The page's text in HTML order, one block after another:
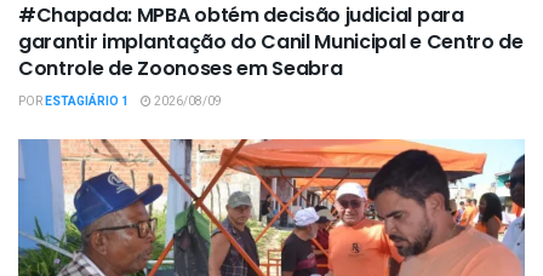
#Chapada: MPBA obtém decisão judicial para
garantir implantação do Canil Municipal e Centro de
Controle de Zoonoses em Seabra
PORESTAGIÁRIO 1 2026/08/09